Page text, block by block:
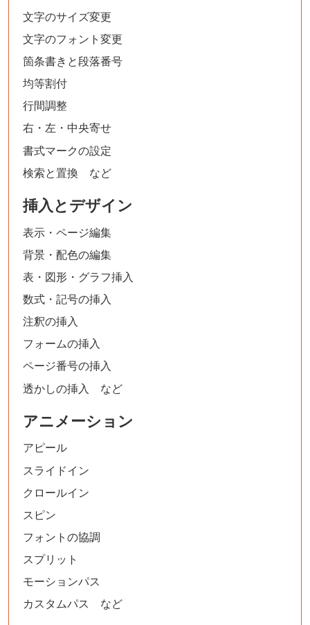
文字のサイズ変更
文字のフォント変更
箇条書きと段落番号
均等割付
行間調整
右・左・中央寄せ
書式マークの設定
検索と置換 など
挿入とデザイン
表示・ページ編集
背景・配色の編集
表・図形・グラフ挿入
数式・記号の挿入
注釈の挿入
フォームの挿入
ページ番号の挿入
透かしの挿入 など
アニメーション
アピール
スライドイン
クロールイン
スピン
フォントの協調
スプリット
モーションパス
カスタムパス など